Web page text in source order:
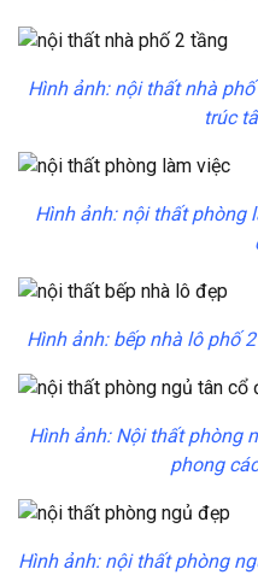
Hình ảnh: nội thất nhà
trúc
Hình ảnh: nội thất phòng
Hình ảnh: bếp nhà lô phố
Hình ảnh: Nội thất phòng
phong
Hình ảnh: nội thất phòng